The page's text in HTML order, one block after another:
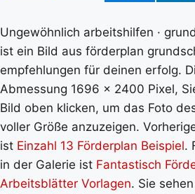
Ungewöhnlich arbeitshilfen ·
ist ein Bild aus förderplan
empfehlungen für deinen erfolg.
Abmessung 1696 x 2400 Pixel,
Bild oben klicken, um das Foto
voller Größe anzuzeigen.
ist Einzahl 13 Förderplan Beispiel.
in der Galerie ist Fantastisch
Arbeitsblätter Vorlagen. Sie